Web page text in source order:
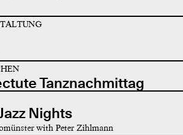
Tanznachmittag
Nights
with Peter Zihlmann